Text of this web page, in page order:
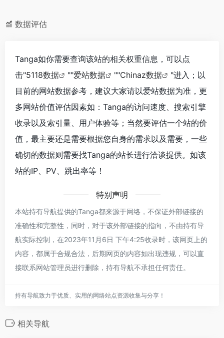
数据评估
Tanga如你需要查询该站的相关权重信息，可以点
击"5118数据 ""爱站数据 ""Chinaz数据
"进入；以
目前的网站数据参考，建议大家请以爱站数据为准，更
多网站价值评估因素如：Tanga的访问速度、搜索引擎
收录以及索引量、用户体验等；当然要评估一个站的价
值，最主要还是需要根据您自身的需求以及需要，一些
确切的数据则需要找Tanga的站长进行洽谈提供。如该
站的IP、PV、跳出率等！
特别声明
本站持有导航提供的Tanga都来源于网络，不保证外部链接的
准确性和完整性，同时，对于该外部链接的指向，不由持有导
航实际控制，在2023年11月6日 下午4:25收录时，该网页上的
内容，都属于合规合法，后期网页的内容如出现违规，可以直
接联系网站管理员进行删除，持有导航不承担任何责任。
持有导航致力于优质、实用的网络站点资源收集与分享！
相关导航